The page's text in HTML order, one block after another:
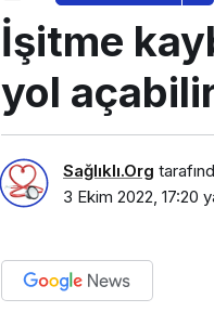
İşitme
yol
Sağlıklı.Org
3 Ekim 2022, 17:20